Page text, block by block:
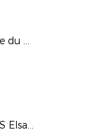
1/8e de finale de la coupe du Crédit Mutuel - Nord Haguenau : SR Rountzenheim - AS Mertzwiller : 1-1 (2tab3)
Coupe d'Alsace futsal : AS Elsau Portugais 2 - Pfastatt futsal 2 : 7-8